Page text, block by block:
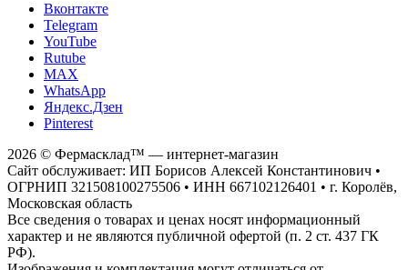
Вконтакте
Telegram
YouTube
Rutube
MAX
WhatsApp
Яндекс.Дзен
Pinterest
2026 © Фермасклад™ — интернет-магазин
Сайт обслуживает: ИП Борисов Алексей Константинович •
ОГРНИП 321508100275506 • ИНН 667102126401 • г. Королёв,
Московская область
Все сведения о товарах и ценах носят информационный
характер и не являются публичной офертой (п. 2 ст. 437 ГК
РФ).